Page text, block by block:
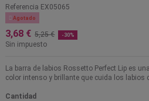
Referencia EX05065
 Agotado
3,68 € 5,25 € -30%
Sin impuesto
La barra de labios Rossetto Perfect Lip es
color intenso y brillante que cuida los labios
Cantidad